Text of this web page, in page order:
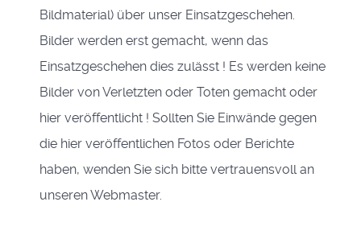
Bildmaterial) über unser Einsatzgeschehen.
Bilder werden erst gemacht, wenn das
Einsatzgeschehen dies zulässt ! Es werden keine
Bilder von Verletzten oder Toten gemacht oder
hier veröffentlicht ! Sollten Sie Einwände gegen
die hier veröffentlichen Fotos oder Berichte
haben, wenden Sie sich bitte vertrauensvoll an
unseren Webmaster.